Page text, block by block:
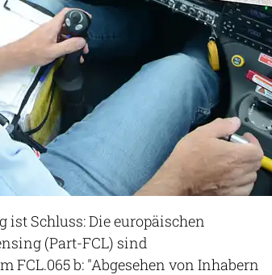
ist Schluss: Die europäischen
(Part-FCL) sind
FCL.065 b: "Abgesehen von Inhabern